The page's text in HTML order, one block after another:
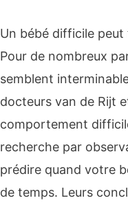
Un bébé difficile peut
Pour de nombreux
semblent
docteurs van de Rijt
comportement
recherche par
prédire quand votre
de temps. Leurs